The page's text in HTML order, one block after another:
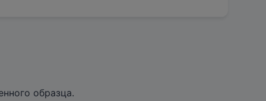
образца.